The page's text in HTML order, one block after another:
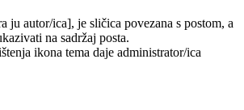
ju autor/ica], je sličica povezana s postom, a
na sadržaj posta.
ikona tema daje administrator/ica